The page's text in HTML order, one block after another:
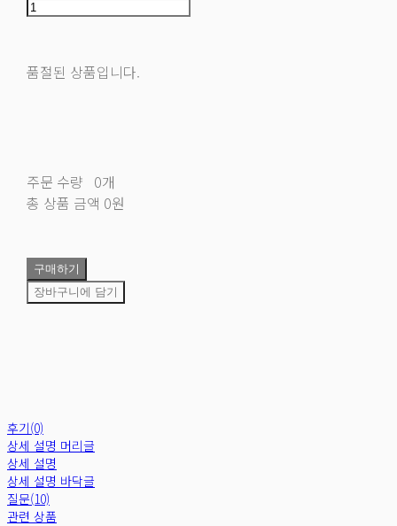
품절된 상품입니다.
주문 수량 0개
총 상품 금액 0원
구매하기
장바구니에 담기
후기(0)
상세 설명 머리글
상세 설명
상세 설명 바닥글
질문(10)
관련 상품